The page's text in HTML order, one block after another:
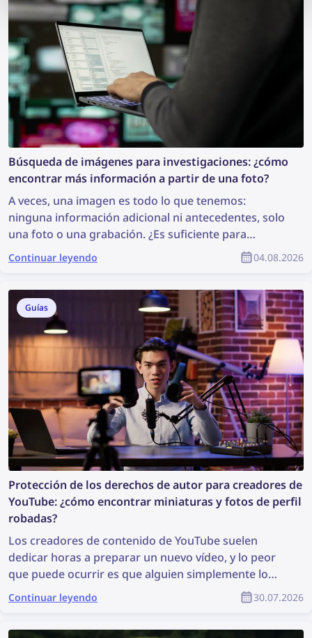
Búsqueda de imágenes para investigaciones: ¿cómo
encontrar más información a partir de una foto?
A veces, una imagen es todo lo que tenemos:
ninguna información adicional ni antecedentes, solo
una foto o una grabación. ¿Es suficiente para
comenzar una investigación? Puede que no sea lo
ideal, pero es suficiente para realizar una búsqueda
y contribuir a la investigación. Entonces, ¿cómo
puedes encontrar más información a partir de una
foto?
Continuar leyendo 04.08.2026
Guías
Protección de los derechos de autor para creadores de
YouTube: ¿cómo encontrar miniaturas y fotos de perfil
robadas?
Los creadores de contenido de YouTube suelen
dedicar horas a preparar un nuevo vídeo, y lo peor
que puede ocurrir es que alguien simplemente lo
robe, lo reutilice de forma indebida y el creador no
reciba ningún reconocimiento por su trabajo. ¿Cómo
Continuar leyendo 30.07.2026